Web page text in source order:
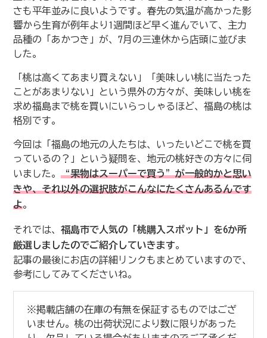
さも平年並みに良いようです。春先の気温が高かった影
響から生育が例年より1週間ほど早く進んでいて、主力
品種の「あかつき」が、7月の三連休から店頭に並びま
した。
「桃は高くてあまり買えない」「美味しい桃に当たった
ことがあまりない」という県外の方々が、美味しい桃を
求め福島まで桃を買いにいらっしゃるほど、福島の桃は
格別です。
今回は「福島の地元の人たちは、いったいどこで桃を買
っているの？」という疑問を、地元の桃好きの方々に伺
いました。 “果物はスーパーで買う”が一般的かと思い
きや、それ以外の選択肢がこんなにたくさんあるんです
よ。
それでは、 福島市で人気の「桃購入スポット」を6か所
厳選しましたのでご紹介していきます。
記事の最後にお店の詳細リンクもまとめていますので、
参考にしてみてくださいね。
※掲載店舗の在庫の有無を保証するものではござ
いません。桃の出荷状況により数に限りがあった